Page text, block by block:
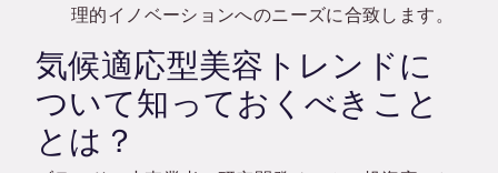
理的イノベーションへのニーズに合致します。
気候適応型美容トレンドに
ついて知っておくべきこと
とは？